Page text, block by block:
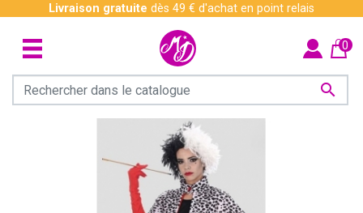
Livraison gratuite dès 49 € d'achat en point relais

0